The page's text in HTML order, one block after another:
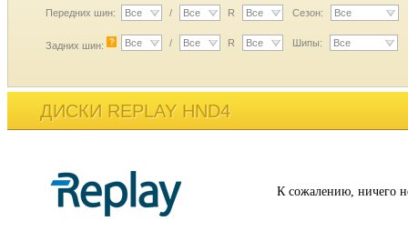
Передних шин: Все / Все R Все Сезон: Все
Задних шин: ? Все / Все R Все Шипы: Все
ДИСКИ REPLAY HND4
К сожалению, ничего